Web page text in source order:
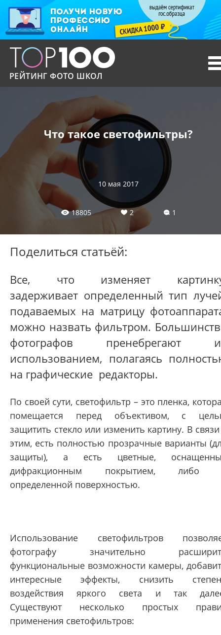
РЕЙТИНГ ФОТО ШКОЛ
Что такое светофильтры?
10 мая 2017
18805 2 1
Поделиться статьёй:
Все, что изменяет
задерживает определенный тип
подаваемых на матрицу
можно назвать фильтром.
фотографов пренебрегают
использованием, полагаясь
на графические редакторы.
По своей сути, светофильтр – это пленка,
помещается перед объективом, с
защитить стекло или изменить картину. В
этим, есть полностью прозрачные варианты
защиты), а есть цветные,
дифракционным покрытием, либо
определенной поверхностью.
Использование светофильтров
фотографу значительно
функциональные возможности камеры,
интересные эффекты, снизить
воздействия яркого света и так
Существуют несколько простых
применения светофильтров: